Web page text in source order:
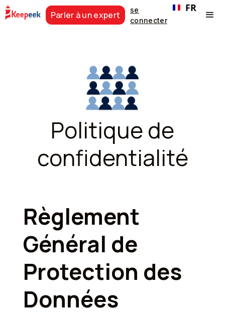
Parler à un expert
se
connecter
FR
Politique de
confidentialité
Règlement
Général de
Protection des
Données